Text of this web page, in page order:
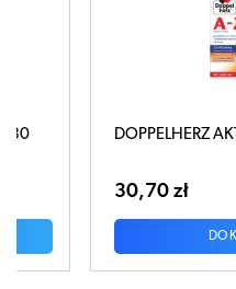
tabletek
37,75 zł